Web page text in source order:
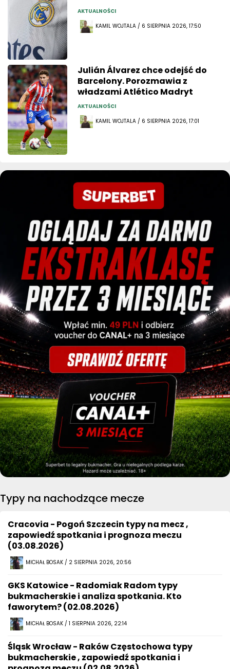
AKTUALNOŚCI
KAMIL WOJTALA / 6 SIERPNIA 2026, 17:50
Julián Álvarez chce odejść do
Barcelony. Porozmawia z
władzami Atlético Madryt
AKTUALNOŚCI
KAMIL WOJTALA / 6 SIERPNIA 2026, 17:01
Typy na nachodzące mecze
Cracovia - Pogoń Szczecin typy na mecz ,
zapowiedź spotkania i prognoza meczu
(03.08.2026)
MICHAŁ BOSAK / 2 SIERPNIA 2026, 20:56
GKS Katowice - Radomiak Radom typy
bukmacherskie i analiza spotkania. Kto
faworytem? (02.08.2026)
MICHAŁ BOSAK / 1 SIERPNIA 2026, 22:14
Śląsk Wrocław - Raków Częstochowa typy
bukmacherskie , zapowiedź spotkania i